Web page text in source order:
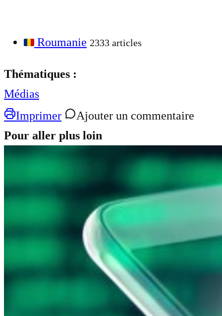
Roumanie 2333 articles
Thématiques :
Médias
Imprimer
Ajouter un commentaire
Pour aller plus loin